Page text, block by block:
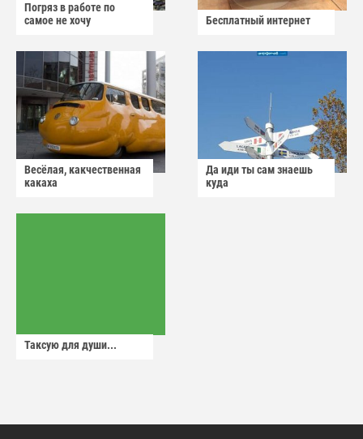
Погряз в работе по
самое не хочу
Бесплатный интернет
Весёлая, какчественная
какаха
Да иди ты сам знаешь
куда
Таксую для души...